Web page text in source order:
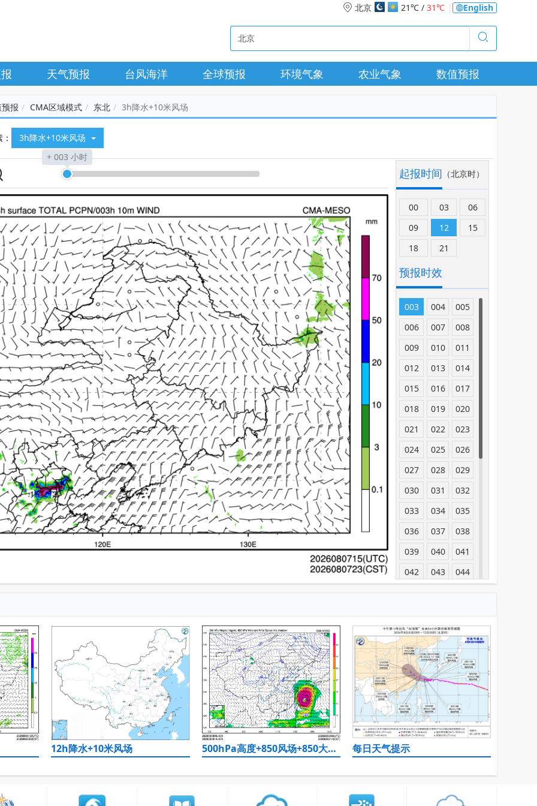
北京 21℃ / 31℃ English
天气预报 台风海洋 全球预报 环境气象 农业气象 数值预报
报 CMA区域模式 东北 3h降水+10米风场
3h降水+10米风场
+ 003 小时
起报时间 （北京时）
00 03
06
09
12
15
18
21
预报时效
003 004
005
006
007
008
009
010
011
012
013
014
015
016
017
018
019
020
021
022
023
024
025
026
027
028
029
030
031
032
033
034
035
036
037
038
039
040
041
042
043
044
051
052
053
054
055
056
057
058
059
060
061
062
063
064
065
066
067
068
069
070
071
072
12h降水+10米风场 500hPa高度+850风场+850大风速（大于等于12） 每日天气提示